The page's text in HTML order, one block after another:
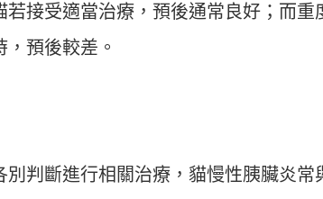
接受適當治療，預後通常良好；而重
預後較差。
判斷進行相關治療，貓慢性胰臟炎常